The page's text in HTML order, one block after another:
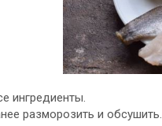
ингредиенты.
разморозить и обсушить.